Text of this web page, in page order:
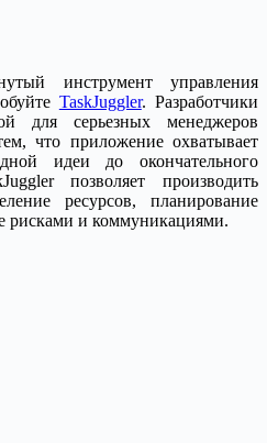
инструмент управления
TaskJuggler. Разработчики
для серьезных менеджеров
что приложение охватывает
идеи до окончательного
позволяет производить
ресурсов, планирование
рисками и коммуникациями.